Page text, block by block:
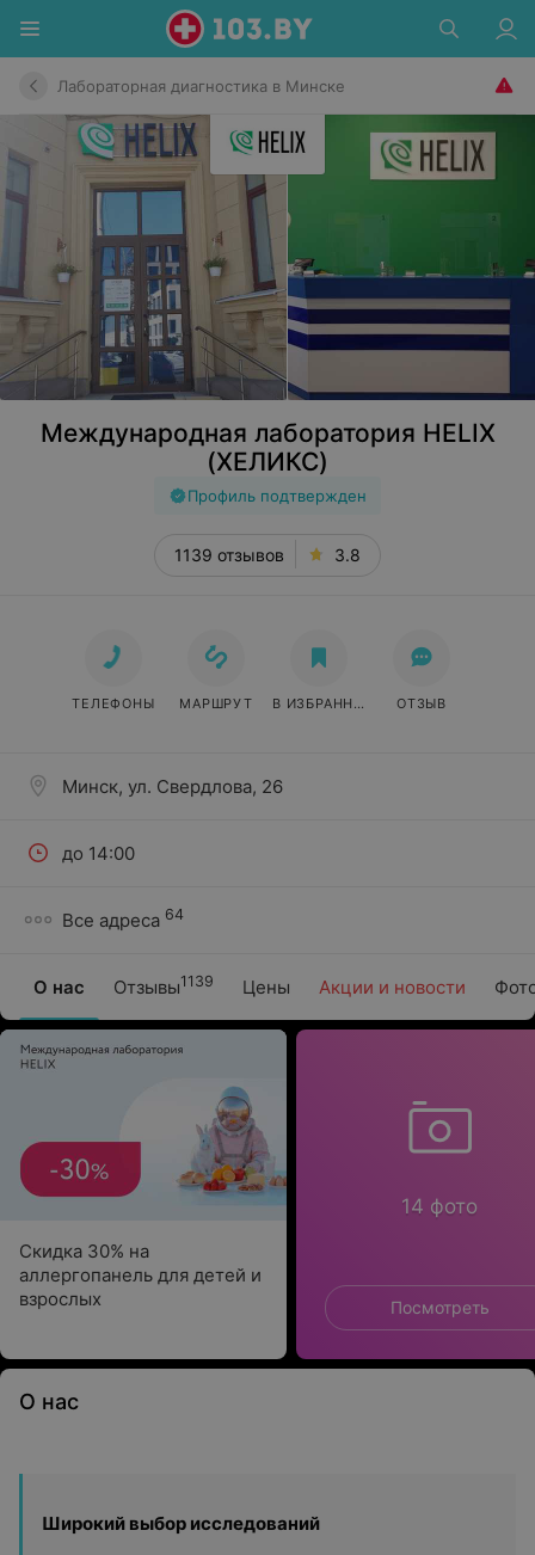
Лабораторная диагностика в Минске
Международная лаборатория HELIX
(ХЕЛИКС)
Профиль подтвержден
1139 отзывов 3.8
О нас Отзывы1139 Цены Акции и новости
Минск, ул. Свердлова, 26
до 14:00
Все адреса 64
ТЕЛЕФОНЫ МАРШРУТ В ИЗБРАННОЕ ОТЗЫВ
Скидка 30% на
аллергопанель для детей и
взрослых
14 фото
Посмотреть
О нас
Широкий выбор исследований